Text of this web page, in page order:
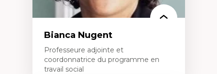
Bianca Nugent
Professeure adjointe et
coordonnatrice du programme en
travail social